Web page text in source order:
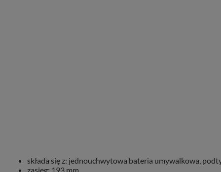
składa się z: jednouchwytowa bateria umywalkowa,
zasięg: 193 mm